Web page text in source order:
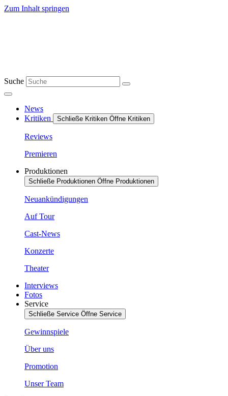
Zum Inhalt springen
Suche
News
Kritiken
Schließe Kritiken Öffne Kritiken
Reviews
Premieren
Produktionen
Schließe Produktionen Öffne Produktionen
Neuankündigungen
Auf Tour
Cast-News
Konzerte
Theater
Interviews
Fotos
Service
Schließe Service Öffne Service
Gewinnspiele
Über uns
Promotion
Unser Team